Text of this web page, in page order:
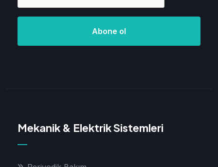
Abone ol
Mekanik & Elektrik Sistemleri